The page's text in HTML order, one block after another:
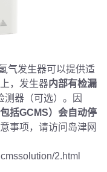
气发生器可以提供适
，发生器内部有检漏
测器（可选）。因
括GCMS）会自动停
事项，请访问岛津网
2.html